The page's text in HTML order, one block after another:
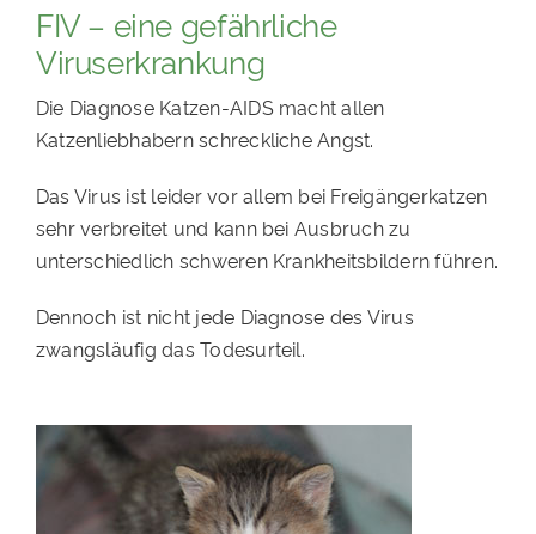
FÖRDERN & VERERBEN
KOOPERATIONEN
4KIDS
TIERHEIME
PATENSCHAFTEN
HELFER WERDEN
FIV – eine gefährliche
Viruserkrankung
Die Diagnose Katzen-AIDS macht allen
Katzenliebhabern schreckliche Angst.
Das Virus ist leider vor allem bei Freigängerkatzen
sehr verbreitet und kann bei Ausbruch zu
unterschiedlich schweren Krankheitsbildern führen.
Dennoch ist nicht jede Diagnose des Virus
zwangsläufig das Todesurteil.